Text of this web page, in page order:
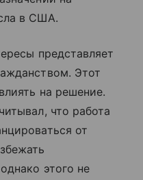
в США.
представляет
Этот
на решение.
что работа
от
этого не